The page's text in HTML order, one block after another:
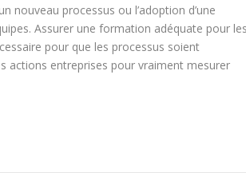
nouveau processus ou l’adoption d’une
Assurer une formation adéquate pour
pour que les processus soient
actions entreprises pour vraiment mesurer